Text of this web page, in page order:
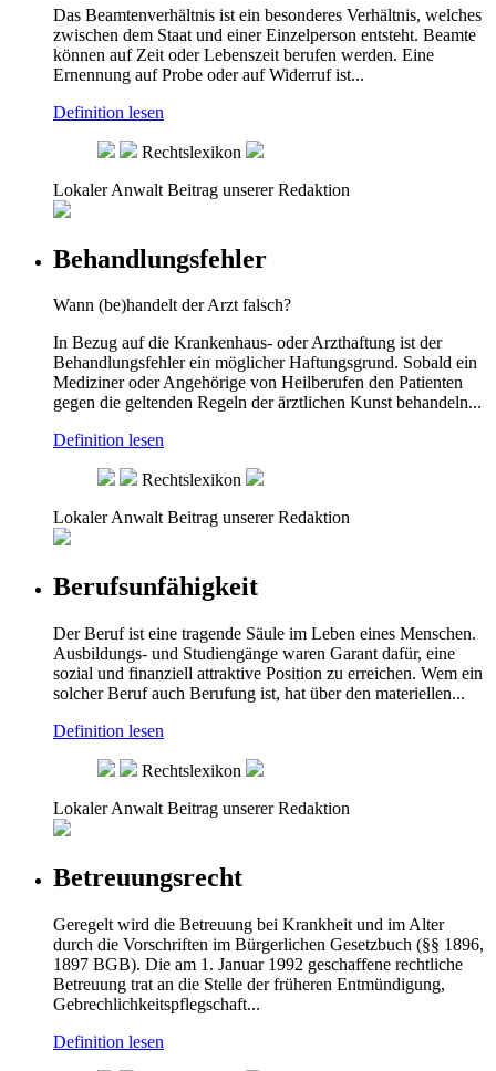
Das Beamtenverhältnis ist ein besonderes Verhältnis, welches
zwischen dem Staat und einer Einzelperson entsteht. Beamte
können auf Zeit oder Lebenszeit berufen werden. Eine
Ernennung auf Probe oder auf Widerruf ist...
Definition lesen
Rechtslexikon
Lokaler Anwalt Beitrag unserer Redaktion
Behandlungsfehler
Wann (be)handelt der Arzt falsch?
In Bezug auf die Krankenhaus- oder Arzthaftung ist der
Behandlungsfehler ein möglicher Haftungsgrund. Sobald ein
Mediziner oder Angehörige von Heilberufen den Patienten
gegen die geltenden Regeln der ärztlichen Kunst behandeln...
Definition lesen
Rechtslexikon
Lokaler Anwalt Beitrag unserer Redaktion
Berufsunfähigkeit
Der Beruf ist eine tragende Säule im Leben eines Menschen.
Ausbildungs- und Studiengänge waren Garant dafür, eine
sozial und finanziell attraktive Position zu erreichen. Wem ein
solcher Beruf auch Berufung ist, hat über den materiellen...
Definition lesen
Rechtslexikon
Lokaler Anwalt Beitrag unserer Redaktion
Betreuungsrecht
Geregelt wird die Betreuung bei Krankheit und im Alter
durch die Vorschriften im Bürgerlichen Gesetzbuch (§§ 1896,
1897 BGB). Die am 1. Januar 1992 geschaffene rechtliche
Betreuung trat an die Stelle der früheren Entmündigung,
Gebrechlichkeitspflegschaft...
Definition lesen